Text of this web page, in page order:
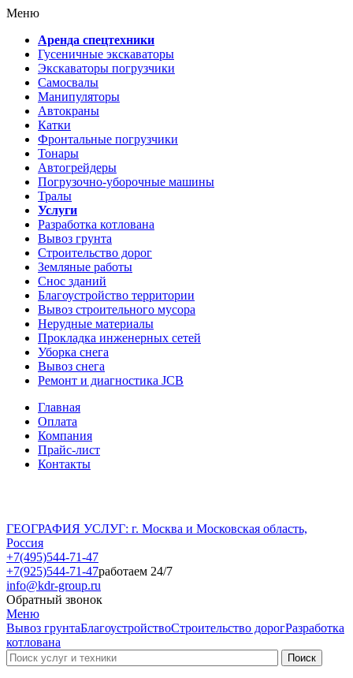
Меню
Аренда спецтехники
Гусеничные экскаваторы
Экскаваторы погрузчики
Самосвалы
Манипуляторы
Автокраны
Катки
Фронтальные погрузчики
Тонары
Автогрейдеры
Погрузочно-уборочные машины
Тралы
Услуги
Разработка котлована
Вывоз грунта
Строительство дорог
Земляные работы
Снос зданий
Благоустройство территории
Вывоз строительного мусора
Нерудные материалы
Прокладка инженерных сетей
Уборка снега
Вывоз снега
Ремонт и диагностика JCB
Главная
Оплата
Компания
Прайс-лист
Контакты
ГЕОГРАФИЯ УСЛУГ: г. Москва и Московская область,
Россия
+7(495)544-71-47
+7(925)544-71-47работаем 24/7
info@kdr-group.ru
Обратный звонок
Меню
Вывоз грунтаБлагоустройствоСтроительство дорогРазработка
котлована